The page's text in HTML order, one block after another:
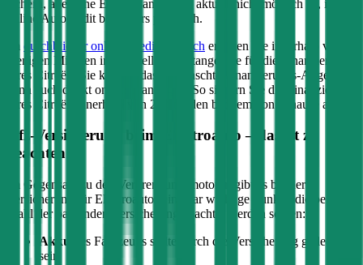
sichern, aber eine Eigenfinanzierung aktuell nicht möglich ist, ist ein
online Autokredit besonders praktisch.
durchblicker online Kreditvergleich erhalten Sie innerhalb von
wenigen Minuten individuelle Kreditangebote für die Finanzierung
Ihres
Citroën
. Sie können das gewünschte Finanzierungs-Angebot
dann auch direkt online beantragen. So sichern Sie die Finanzierung
Ihres
Citroën innerhalb von 24 Stunden bequem von zuhause aus.
Kfz-Versicherung beim Elektroauto – das ist zu
beachten:
Im Gegensatz zu den Verbrennungsmotoren gibt es bei der
Versicherung für Elektroautos ein paar wichtige Punkte, die bei der
Wahl der passenden Versicherung beachtet werden sollten:
Akku
des Fahrzeugs sollte durch die Versicherung gedeckt
sein